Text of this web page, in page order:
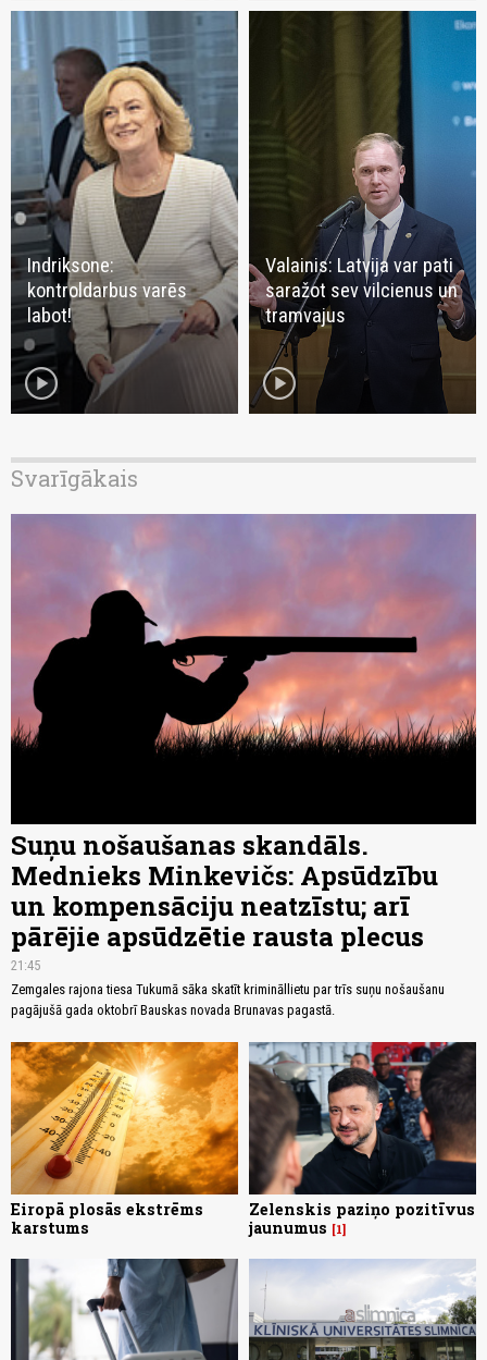
Indriksone:
kontroldarbus varēs
labot!
play_circle
Valainis: Latvija var pati
saražot sev vilcienus un
tramvajus
play_circle
Svarīgākais
Suņu nošaušanas skandāls.
Mednieks Minkevičs: Apsūdzību
un kompensāciju neatzīstu; arī
pārējie apsūdzētie rausta plecus
21:45
Zemgales rajona tiesa Tukumā sāka skatīt krimināllietu par trīs suņu nošaušanu
pagājušā gada oktobrī Bauskas novada Brunavas pagastā.
Eiropā plosās ekstrēms
karstums
Zelenskis paziņo pozitīvus
jaunumus
1